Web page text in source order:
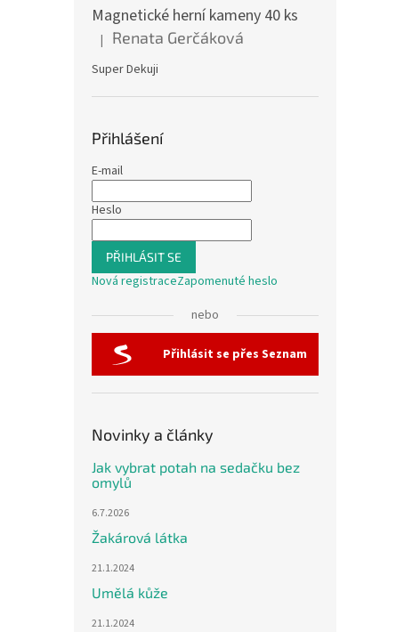
Magnetické herní kameny 40 ks
Hodnocení produktu je 5 z 5 hvězdiček.
| Renata Gerčáková
Super Dekuji
Přihlášení
E-mail
Heslo
PŘIHLÁSIT SE
Nová registraceZapomenuté heslo
nebo
Přihlásit se přes Seznam
Novinky a články
Jak vybrat potah na sedačku bez
omylů
6.7.2026
Žakárová látka
21.1.2024
Umělá kůže
21.1.2024